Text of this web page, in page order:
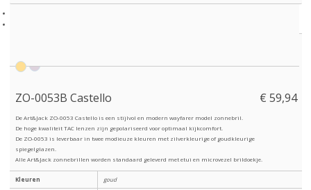
ZO-0053B Castello € 59,94
De Art&Jack ZO-0053 Castello is een stijlvol en modern wayfarer model zonnebril.
De hoge kwaliteit TAC lenzen zijn gepolariseerd voor optimaal kijkcomfort.
De ZO-0053 is leverbaar in twee modieuze kleuren met zilverkleurige of goudkleurige
spiegelglazen.
Alle Art&Jack zonnebrillen worden standaard geleverd met etui en microvezel brildoekje.
Kleuren goud